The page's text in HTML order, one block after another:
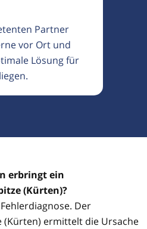
Partner
vor Ort und
Lösung für
erbringt ein
(Kürten)?
Der
(Kürten) ermittelt die Ursache